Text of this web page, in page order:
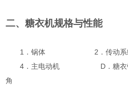
二、糖衣机规格与性能
1．锅体 2 ．传动
4．主电动机 D ．糖
角